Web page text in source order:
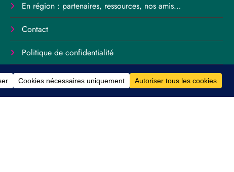
En région : partenaires, ressources, nos amis…
Contact
Politique de confidentialité
Politique de cookies